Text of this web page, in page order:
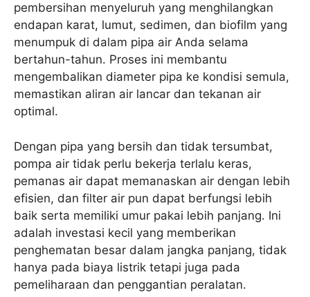
pembersihan menyeluruh yang menghilangkan
endapan karat, lumut, sedimen, dan biofilm yang
menumpuk di dalam pipa air Anda selama
bertahun-tahun. Proses ini membantu
mengembalikan diameter pipa ke kondisi semula,
memastikan aliran air lancar dan tekanan air
optimal.
Dengan pipa yang bersih dan tidak tersumbat,
pompa air tidak perlu bekerja terlalu keras,
pemanas air dapat memanaskan air dengan lebih
efisien, dan filter air pun dapat berfungsi lebih
baik serta memiliki umur pakai lebih panjang. Ini
adalah investasi kecil yang memberikan
penghematan besar dalam jangka panjang, tidak
hanya pada biaya listrik tetapi juga pada
pemeliharaan dan penggantian peralatan.